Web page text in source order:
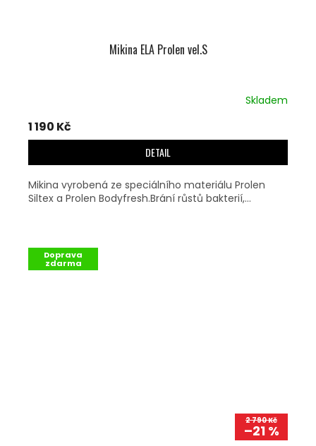
Mikina ELA Prolen vel.S
Skladem
1 190 Kč
DETAIL
Mikina vyrobená ze speciálního materiálu Prolen
Siltex a Prolen Bodyfresh.Brání růstů bakterií,...
Doprava
zdarma
2 790 Kč
–21 %